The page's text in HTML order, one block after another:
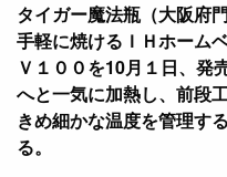
タイガー魔法瓶（大阪府
手軽に焼けるＩＨホーム
Ｖ１００を10月１日、発
へと一気に加熱し、前段
きめ細かな温度を管理す
る。